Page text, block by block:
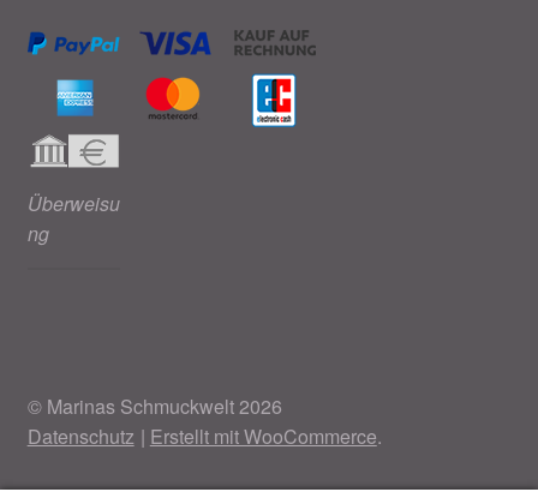
Überweisu
ng
© Marinas Schmuckwelt 2026
Datenschutz
Erstellt mit WooCommerce.